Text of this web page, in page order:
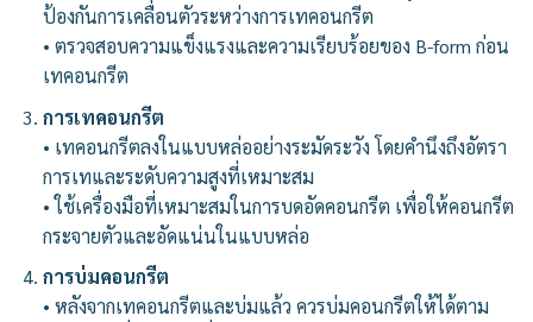
ป้องกันการเคลื่อนตัวระหว่างการเทคอนกรีต
• ตรวจสอบความแข็งแรงและความเรียบร้อยของ B-form ก่อน
เทคอนกรีต
การเทคอนกรีต
• เทคอนกรีตลงในแบบหล่ออย่างระมัดระวัง โดยคำนึงถึงอัตรา
การเทและระดับความสูงที่เหมาะสม
• ใช้เครื่องมือที่เหมาะสมในการบดอัดคอนกรีต เพื่อให้คอนกรีต
กระจายตัวและอัดแน่นในแบบหล่อ
การบ่มคอนกรีต
• หลังจากเทคอนกรีตและบ่มแล้ว ควรบ่มคอนกรีตให้ได้ตาม